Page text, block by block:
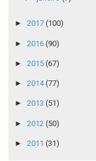
► 2017 (100)
► 2016 (90)
► 2015 (67)
► 2014(77)
► 2013 (51)
► 2012 (50)
► 2011 (31)